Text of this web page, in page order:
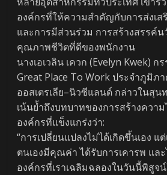
องค์กรที่ให้ความสำคัญกับการส่งเส
และการมีส่วนร่วม การสร้างสรรค์น
คุณภาพชีวิตที่ดีของพนักงาน
นางเอเวลิน เควก (Evelyn Kwek) ก
Great Place To Work ประจำภูมิภ
ออสเตรเลีย–นิวซีแลนด์ กล่าวในสุ
เน้นย้ำถึงบทบาทของการสร้างความ
องค์กรที่แข็งแกร่งว่า:
“การเปลี่ยนแปลงไม่ได้เกิดขึ้นเอง แ
ตนเองมีคุณค่า ได้รับการเคารพ แล
องค์กรที่เราเฉลิมฉลองในวันนี้พิสูจ